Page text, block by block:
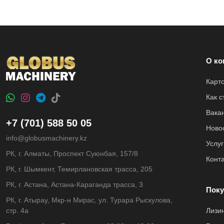
+7 (701) 588 50 05
info@globusmachinery.kz
РК, г. Алматы, Проспект Суюнбая, 157/8
РК, г. Шымкент, Темирлановская трасса, 205
РК, г. Астана, Астана-Караганда трасса, 3
РК, г. Атырау, Мкр-н Мирас, ул. Турара Рыскулова,
стр. 4а
О
Как